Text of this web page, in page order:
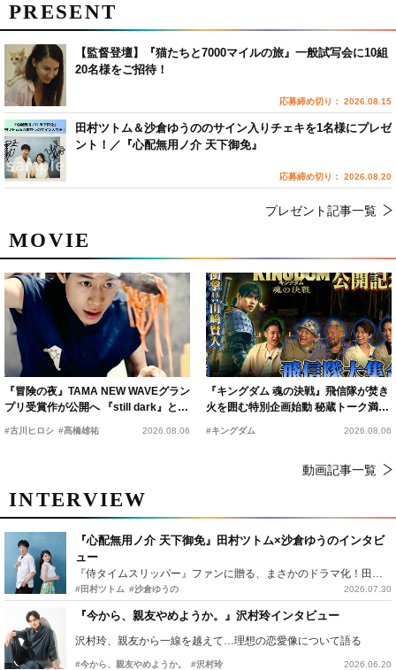
MOVIE
『冒険の夜』TAMA NEW WAVEグラン
プリ受賞作が公開へ 『still dark』と同
時上映決定
#古川ヒロシ #髙橋雄祐 2026.08.06
『キングダム 魂の決戦』飛信隊が焚き
火を囲む特別企画始動 秘蔵トーク満載
の“キングダムキャンプ”開催
#キングダム 2026.08.06
動画記事一覧
INTERVIEW
『心配無用ノ介 天下御免』田村ツトム×沙倉ゆうのインタビ
ュー
『侍タイムスリッパー』ファンに贈る、まさかのドラマ化！田村ツトム×沙倉ゆうのが語る『心配無用ノ介』撮影秘話
#田村ツトム #沙倉ゆうの 2026.07.30
『今から、親友やめようか。』沢村玲インタビュー
沢村玲、親友から一線を越えて…理想の恋愛像について語る
#今から、親友やめようか。 #沢村玲 2026.06.20
PRESENT
【監督登壇】『猫たちと7000マイルの旅』一般試写会に10組
20名様をご招待！
応募締め切り： 2026.08.15
田村ツトム＆沙倉ゆうののサイン入りチェキを1名様にプレゼ
ント！／『心配無用ノ介 天下御免』
応募締め切り： 2026.08.20
プレゼント記事一覧